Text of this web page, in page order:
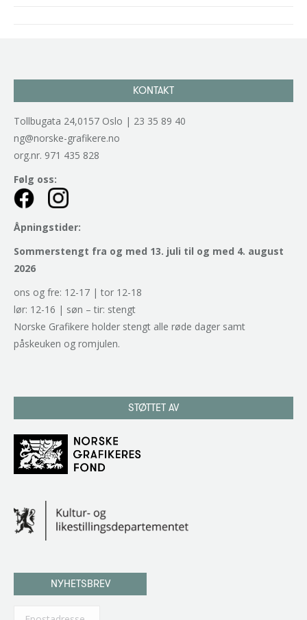
KONTAKT
Tollbugata 24,0157 Oslo | 23 35 89 40
ng@norske-grafikere.no
org.nr. 971 435 828
Følg oss:
Åpningstider:
Sommerstengt fra og med 13. juli til og med 4. august
2026
ons og fre: 12-17 | tor 12-18
lør: 12-16 | søn – tir: stengt
Norske Grafikere holder stengt alle røde dager samt
påskeuken og romjulen.
STØTTET AV
NYHETSBREV